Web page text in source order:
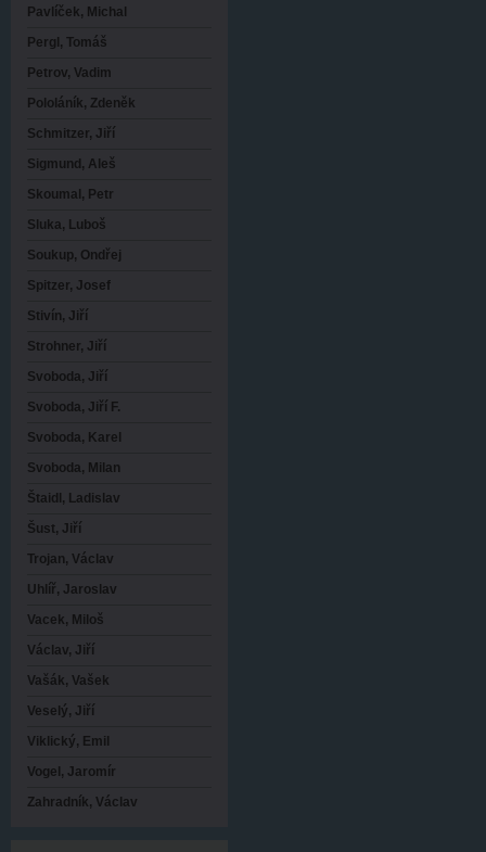
Pavlíček, Michal
Pergl, Tomáš
Petrov, Vadim
Pololáník, Zdeněk
Schmitzer, Jiří
Sigmund, Aleš
Skoumal, Petr
Sluka, Luboš
Soukup, Ondřej
Spitzer, Josef
Stivín, Jiří
Strohner, Jiří
Svoboda, Jiří
Svoboda, Jiří F.
Svoboda, Karel
Svoboda, Milan
Štaidl, Ladislav
Šust, Jiří
Trojan, Václav
Uhlíř, Jaroslav
Vacek, Miloš
Václav, Jiří
Vašák, Vašek
Veselý, Jiří
Viklický, Emil
Vogel, Jaromír
Zahradník, Václav